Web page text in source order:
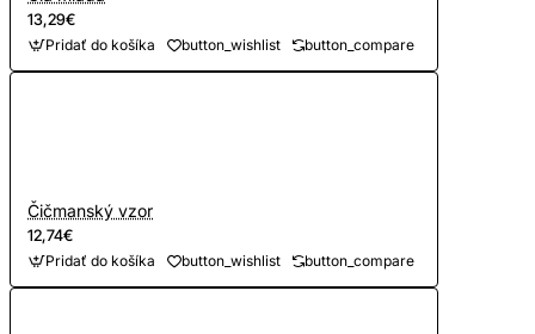
13,29€
Pridať do košíka button_wishlist button_compare
Čičmanský vzor
12,74€
Pridať do košíka button_wishlist button_compare